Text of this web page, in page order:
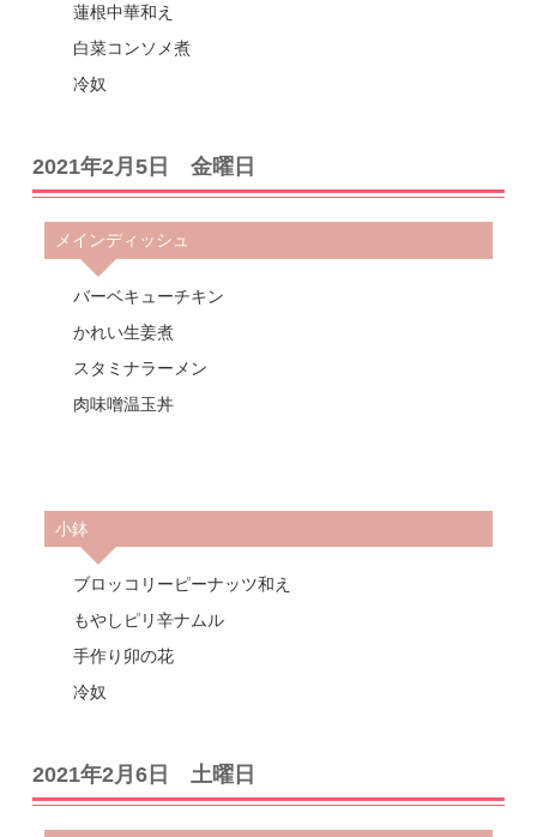
蓮根中華和え
白菜コンソメ煮
冷奴
2021年2月5日 金曜日
メインディッシュ
バーベキューチキン
かれい生姜煮
スタミナラーメン
肉味噌温玉丼
小鉢
ブロッコリーピーナッツ和え
もやしピリ辛ナムル
手作り卯の花
冷奴
2021年2月6日 土曜日